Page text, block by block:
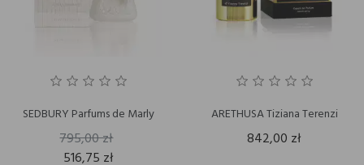
SEDBURY Parfums de Marly
795,00 zł
516,75 zł
ARETHUSA Tiziana Terenzi
842,00 zł